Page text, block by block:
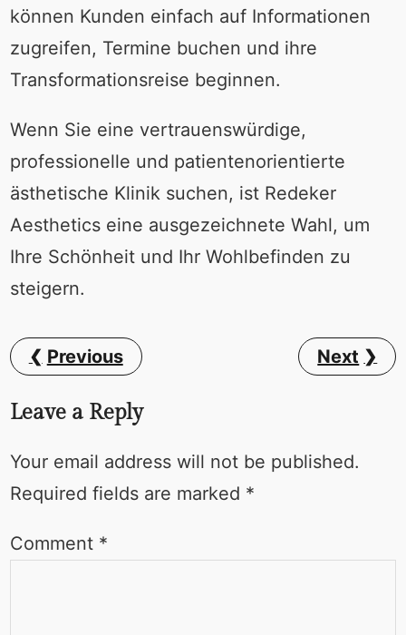
können Kunden einfach auf Informationen
zugreifen, Termine buchen und ihre
Transformationsreise beginnen.
Wenn Sie eine vertrauenswürdige,
professionelle und patientenorientierte
ästhetische Klinik suchen, ist Redeker
Aesthetics eine ausgezeichnete Wahl, um
Ihre Schönheit und Ihr Wohlbefinden zu
steigern.
Previous Next
Leave a Reply
Your email address will not be published.
Required fields are marked *
Comment *